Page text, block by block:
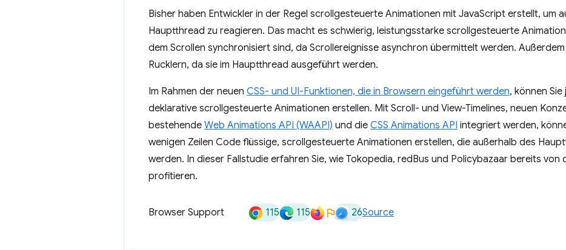
Bisher haben Entwickler in der Regel scrollgesteuerte Animationen mit JavaScript erstellt, um
Hauptthread zu reagieren. Das macht es schwierig, leistungsstarke scrollgesteuerte
dem Scrollen synchronisiert sind, da Scrollereignisse asynchron übermittelt werden.
Rucklern, da sie im Hauptthread ausgeführt werden.
Im Rahmen der neuen CSS- und UI-Funktionen, die in Browsern eingeführt werden, können
deklarative scrollgesteuerte Animationen erstellen. Mit Scroll- und View-Timelines, neuen
bestehende Web Animations API (WAAPI) und die CSS Animations API integriert werden,
wenigen Zeilen Code flüssige, scrollgesteuerte Animationen erstellen, die außerhalb des
werden. In dieser Fallstudie erfahren Sie, wie Tokopedia, redBus und Policybazaar bereits von
profitieren.
Browser Support 115 115 26Source